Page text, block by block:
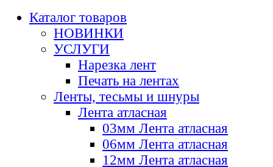
Каталог товаров
НОВИНКИ
УСЛУГИ
Нарезка лент
Печать на лентах
Ленты, тесьмы и шнуры
Лента атласная
03мм Лента атласная
06мм Лента атласная
12мм Лента атласная